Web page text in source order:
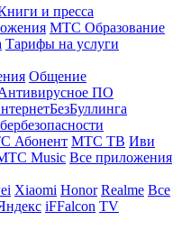
и пресса
МТС Образование
Тарифы на услуги
Общение
ПО
Абонент МТС ТВ Иви
Music Все приложения
Xiaomi Honor Realme Все
iFFalcon TV